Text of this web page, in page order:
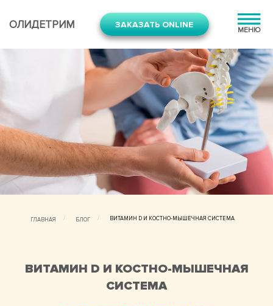
ОЛИДЕТРИМ ЗАКАЗАТЬ ONLINE
МЕНЮ
ГЛАВНАЯ БЛОГ ВИТАМИН D И КОСТНО-МЫШЕЧНАЯ СИСТЕМА
ВИТАМИН D И КОСТНО-МЫШЕЧНАЯ
СИСТЕМА